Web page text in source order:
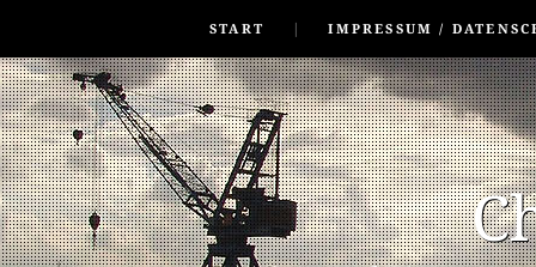
START
IMPRESSUM /